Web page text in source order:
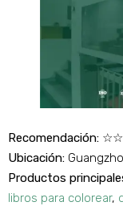
Recomendación:
Ubicación:
Productos
libros para colorear,